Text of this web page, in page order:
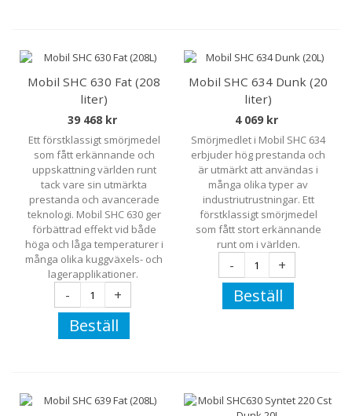
Mobil SHC 630 Fat (208
liter)
39 468 kr
Ett förstklassigt smörjmedel
som fått erkännande och
uppskattning världen runt
tack vare sin utmärkta
prestanda och avancerade
teknologi. Mobil SHC 630 ger
förbättrad effekt vid både
höga och låga temperaturer i
många olika kuggväxels- och
lagerapplikationer.
- +
Beställ
Mobil SHC 634 Dunk (20
liter)
4 069 kr
Smörjmedlet i Mobil SHC 634
erbjuder hög prestanda och
är utmärkt att användas i
många olika typer av
industriutrustningar. Ett
förstklassigt smörjmedel
som fått stort erkännande
runt om i världen.
- +
Beställ